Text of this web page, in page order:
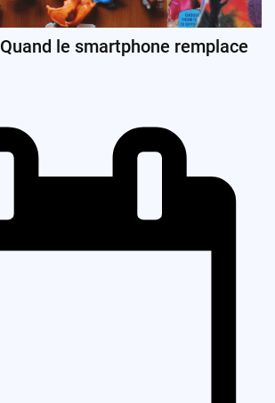
le smartphone remplace